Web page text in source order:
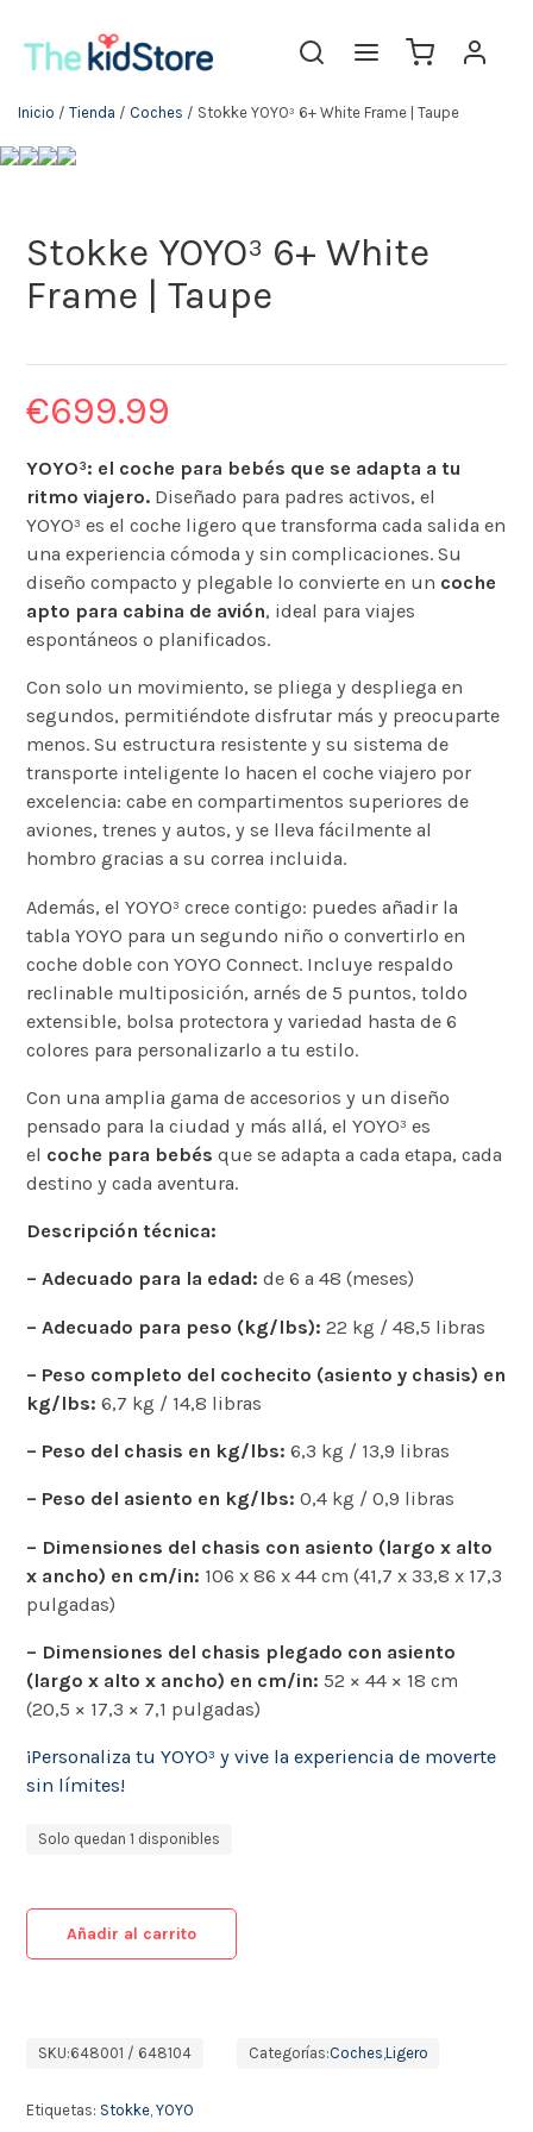
Inicio / Tienda / Coches / Stokke YOYO³ 6+ White Frame | Taupe
Stokke YOYO³ 6+ White
Frame | Taupe
€699.99
YOYO³: el coche para bebés que se adapta a tu
ritmo viajero. Diseñado para padres activos, el
YOYO³ es el coche ligero que transforma cada salida en
una experiencia cómoda y sin complicaciones. Su
diseño compacto y plegable lo convierte en un coche
apto para cabina de avión, ideal para viajes
espontáneos o planificados.
Con solo un movimiento, se pliega y despliega en
segundos, permitiéndote disfrutar más y preocuparte
menos. Su estructura resistente y su sistema de
transporte inteligente lo hacen el coche viajero por
excelencia: cabe en compartimentos superiores de
aviones, trenes y autos, y se lleva fácilmente al
hombro gracias a su correa incluida.
Además, el YOYO³ crece contigo: puedes añadir la
tabla YOYO para un segundo niño o convertirlo en
coche doble con YOYO Connect. Incluye respaldo
reclinable multiposición, arnés de 5 puntos, toldo
extensible, bolsa protectora y variedad hasta de 6
colores para personalizarlo a tu estilo.
Con una amplia gama de accesorios y un diseño
pensado para la ciudad y más allá, el YOYO³ es
el coche para bebés que se adapta a cada etapa, cada
destino y cada aventura.
Descripción técnica:
– Adecuado para la edad: de 6 a 48 (meses)
– Adecuado para peso (kg/lbs): 22 kg / 48,5 libras
– Peso completo del cochecito (asiento y chasis) en
kg/lbs:6,7 kg / 14,8 libras
– Peso del chasis en kg/lbs: 6,3 kg / 13,9 libras
– Peso del asiento en kg/lbs:0,4 kg / 0,9 libras
– Dimensiones del chasis con asiento (largo x alto
x ancho) en cm/in: 106 x 86 x 44 cm (41,7 x 33,8 x 17,3
pulgadas)
– Dimensiones del chasis plegado con asiento
(largo x alto x ancho) en cm/in:52 × 44 × 18 cm
(20,5 × 17,3 × 7,1 pulgadas)
¡Personaliza tu YOYO³ y vive la experiencia de moverte
sin límites!
Solo quedan 1 disponibles
Añadir al carrito
SKU:648001 / 648104 Categorías:Coches,Ligero
Etiquetas: Stokke ,YOYO